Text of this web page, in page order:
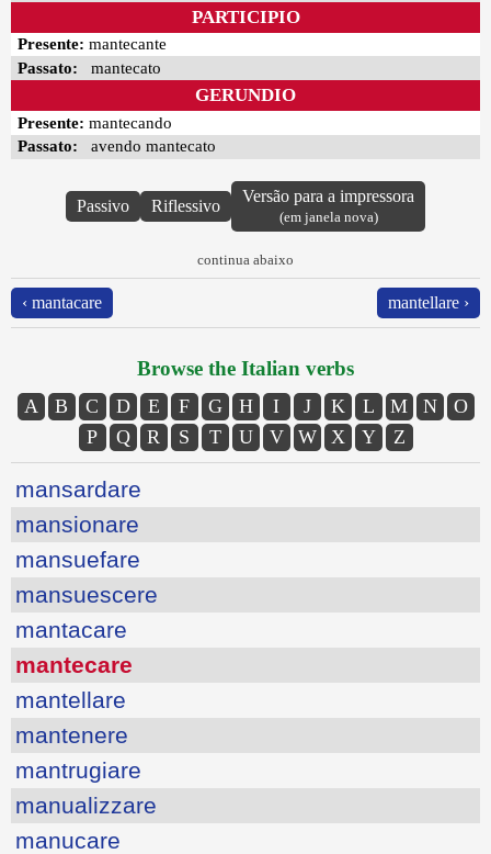
PARTICIPIO
Presente: mantecante
Passato: mantecato
GERUNDIO
Presente: mantecando
Passato: avendo mantecato
Passivo Riflessivo
Versão para a impressora
(em janela nova)
continua abaixo
‹ mantacare mantellare ›
Browse the Italian verbs
A B C D E F G H I J K L M N
O
P
Q R S T U V W X Y Z
mansardare
mansionare
mansuefare
mansuescere
mantacare
mantecare
mantellare
mantenere
mantrugiare
manualizzare
manucare